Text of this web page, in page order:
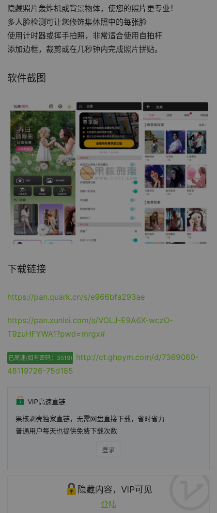
隐藏照片轰炸机或背景物体，使您的照片更专业！
多人脸检测可让您修饰集体照中的每张脸
使用计时器或挥手拍照，非常适合使用自拍杆
添加边框，裁剪或在几秒钟内完成照片拼贴。
软件截图
下载链接
https://pan.quark.cn/s/e966bfa293ae
https://pan.xunlei.com/s/VOLJ-E9A6X-wczO-
T9zuHFYWA1?pwd=mrgx#
已高速(如有密码：3519)
http://ct.ghpym.com/d/7369060-
48119726-75d185
VIP高速直链
果核剥壳独家直链，无需网盘直接下载，省时省力
普通用户每天也提供免费下载次数
登录
隐藏内容，VIP可见
登陆